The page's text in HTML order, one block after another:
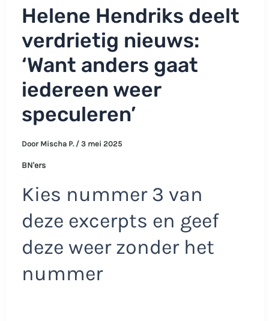
Helene Hendriks deelt
verdrietig nieuws:
‘Want anders gaat
iedereen weer
speculeren’
Door Mischa P. / 3 mei 2025
BN'ers
Kies nummer 3 van
deze excerpts en geef
deze weer zonder het
nummer